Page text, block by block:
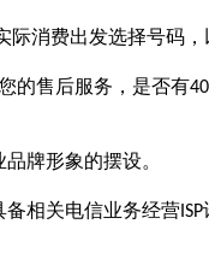
际消费出发选择号码，
的售后服务，是否有
牌形象的摆设。
备相关电信业务经营 ISP